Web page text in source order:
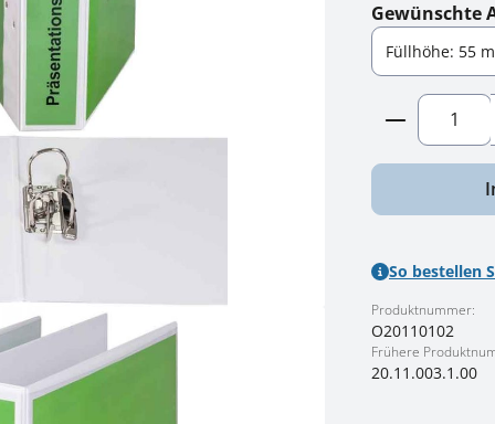
Gewünschte
Produkt
So bestellen
Produktnummer:
O20110102
Frühere
20.11.003.1.00